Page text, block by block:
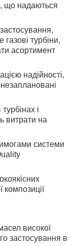
що надаються
турбіни,
асортимент
надійності,
і
витрати на
системи
композиції
високої
застосування в